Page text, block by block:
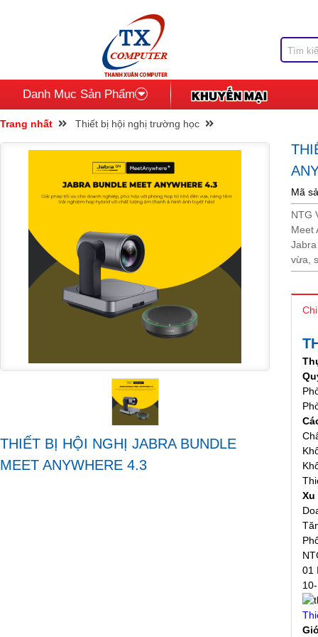
Danh Mục Sản Phẩm
Trang nhất Thiết bị hội nghị trường học
THIẾT BỊ HỘI NGHỊ JABRA BUNDLE
MEET ANYWHERE 4.3
Mã
NTG
Meet
vừa,
01